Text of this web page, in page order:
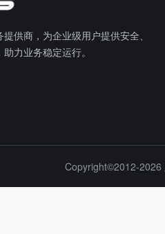
供商，为企业级用户提供安全、
力业务稳定运行。
Copyright©2012-2026